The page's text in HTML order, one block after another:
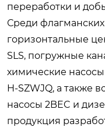
переработки и
Среди
горизонтальные
SLS, погружные
химические
H-SZWJQ, а также
насосы 2BEC и
продукция